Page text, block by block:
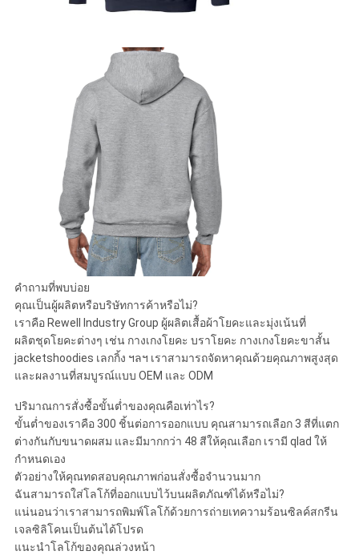
คำถามที่พบบ่อย
คุณเป็นผู้ผลิตหรือบริษัทการค้าหรือไม่?
เราคือ Rewell Industry Group ผู้ผลิตเสื้อผ้าโยคะและมุ่งเน้นที่
ผลิตชุดโยคะต่างๆ เช่น กางเกงโยคะ บราโยคะ กางเกงโยคะขาสั้น
jacketshoodies เลกกิ้ง ฯลฯ เราสามารถจัดหาคุณด้วยคุณภาพสูงสุด
และผลงานที่สมบูรณ์แบบ OEM และ ODM
ปริมาณการสั่งซื้อขั้นต่ำของคุณคือเท่าไร?
ขั้นต่ำของเราคือ 300 ชิ้นต่อการออกแบบ คุณสามารถเลือก 3 สีที่แตก
ต่างกันกับขนาดผสม และมีมากกว่า 48 สีให้คุณเลือก เรามี qlad ให้
กำหนดเอง
ตัวอย่างให้คุณทดสอบคุณภาพก่อนสั่งซื้อจำนวนมาก
ฉันสามารถใส่โลโก้ที่ออกแบบไว้บนผลิตภัณฑ์ได้หรือไม่?
แน่นอนว่าเราสามารถพิมพ์โลโก้ด้วยการถ่ายเทความร้อนซิลค์สกรีน
เจลซิลิโคนเป็นต้นได้โปรด
แนะนำโลโก้ของคุณล่วงหน้า